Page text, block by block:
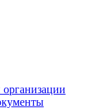
организации